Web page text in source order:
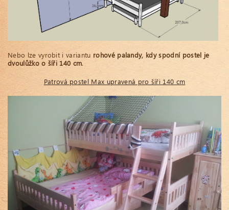
Nebo lze vyrobit i variantu rohové palandy, kdy spodní postel je
dvoulůžko o šíři 140 cm.
Patrová postel Max upravená pro šíři 140 cm